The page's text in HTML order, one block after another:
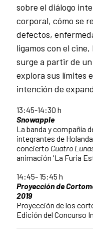
sobre el diálogo
corporal, cómo se
defectos,
ligamos con el
surge a partir de
explora sus límites
intención de
13:45-14:30 h
Snowapple
La banda y compañía
integrantes de
concierto Cuatro
animación 'La Furia
14:45- 15:45 h
Proyección de
2019
Proyección de los
Edición del Concurso